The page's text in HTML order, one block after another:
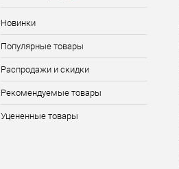
Новинки
Популярные товары
Распродажи и скидки
Рекомендуемые товары
Уцененные товары